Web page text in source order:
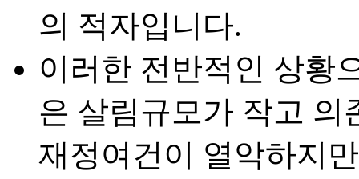
의 적자입니다.
이러한 전반적인 상황
은 살림규모가 작고 의
재정여건이 열악하지